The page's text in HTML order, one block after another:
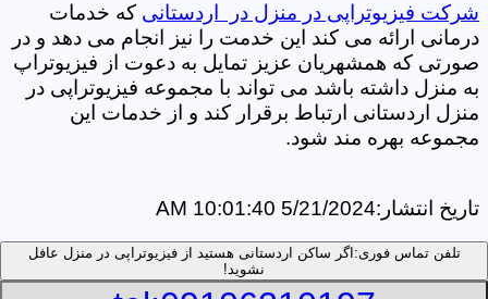
شرکت فیزیوتراپی در منزل در اردستانی که خدمات
درمانی ارائه می کند این خدمت را نیز انجام می دهد و در
صورتی که همشهریان عزیز تمایل به دعوت از فیزیوتراپ
به منزل داشته باشد می تواند با مجموعه فیزیوتراپی در
منزل اردستانی ارتباط برقرار کند و از خدمات این
مجموعه بهره مند شود.
تاریخ انتشار:5/21/2024 10:01:40 AM
تلفن تماس فوری: اگر ساکن اردستانی هستید از فیزیوتراپی در منزل عافل
نشوید!